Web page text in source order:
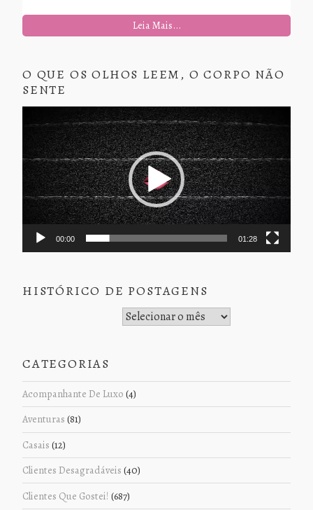
Leia Mais...
O QUE OS OLHOS LEEM, O CORPO NÃO
SENTE
de
vídeo
00:00 01:28
HISTÓRICO DE POSTAGENS
CATEGORIAS
Acompanhante De Luxo (4)
Aventuras (81)
Casais (12)
Clientes Desagradáveis (40)
Clientes Que Gostei! (687)